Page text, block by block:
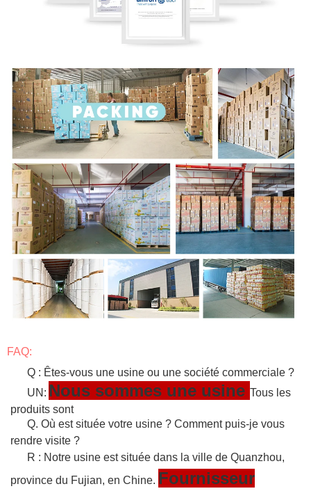
FAQ:
Q : Êtes-vous une usine ou une société commerciale ?
UN: Nous sommes une usine Tous les
produits sont
Q. Où est située votre usine ? Comment puis-je vous
rendre visite ?
R : Notre usine est située dans la ville de Quanzhou,
province du Fujian, en Chine. Fournisseur